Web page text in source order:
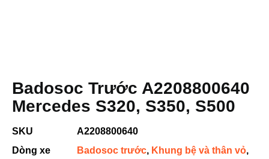
Badosoc Trước A2208800640
Mercedes S320, S350, S500
SKU
A2208800640
Dòng xe
Badosoc trước, Khung bệ và thân vỏ,